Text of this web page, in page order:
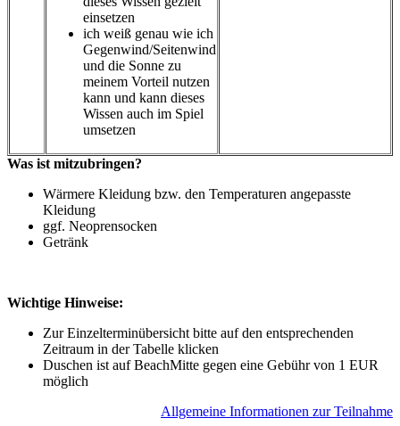
einsetzen
ich weiß genau wie ich
Gegenwind/Seitenwind
und die Sonne zu
meinem Vorteil nutzen
kann und kann dieses
Wissen auch im Spiel
umsetzen
Was ist mitzubringen?
Wärmere Kleidung bzw. den Temperaturen angepasste
Kleidung
ggf. Neoprensocken
Getränk
Wichtige Hinweise:
Zur Einzelterminübersicht bitte auf den entsprechenden
Zeitraum in der Tabelle klicken
Duschen ist auf BeachMitte gegen eine Gebühr von 1 EUR
möglich
Allgemeine Informationen zur Teilnahme